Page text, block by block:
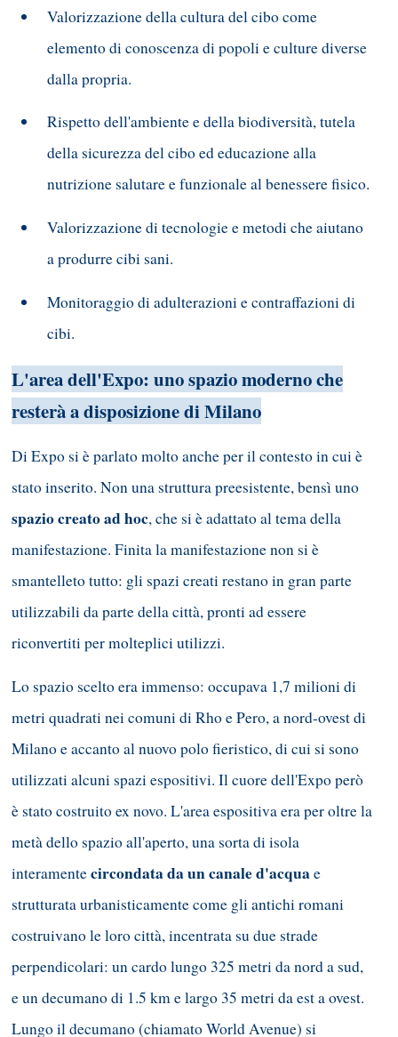
Valorizzazione della cultura del cibo come
elemento di conoscenza di popoli e culture diverse
dalla propria.
Rispetto dell'ambiente e della biodiversità, tutela
della sicurezza del cibo ed educazione alla
nutrizione salutare e funzionale al benessere fisico.
Valorizzazione di tecnologie e metodi che aiutano
a produrre cibi sani.
Monitoraggio di adulterazioni e contraffazioni di
cibi.
L'area dell'Expo: uno spazio moderno che
resterà a disposizione di Milano
Di Expo si è parlato molto anche per il contesto in cui è
stato inserito. Non una struttura preesistente, bensì uno
spazio creato ad hoc, che si è adattato al tema della
manifestazione. Finita la manifestazione non si è
smantelleto tutto: gli spazi creati restano in gran parte
utilizzabili da parte della città, pronti ad essere
riconvertiti per molteplici utilizzi.
Lo spazio scelto era immenso: occupava 1,7 milioni di
metri quadrati nei comuni di Rho e Pero, a nord-ovest di
Milano e accanto al nuovo polo fieristico, di cui si sono
utilizzati alcuni spazi espositivi. Il cuore dell'Expo però
è stato costruito ex novo. L'area espositiva era per oltre la
metà dello spazio all'aperto, una sorta di isola
interamentecircondata da un canale d'acquae
strutturata urbanisticamente come gli antichi romani
costruivano le loro città, incentrata su due strade
perpendicolari: un cardo lungo 325 metri da nord a sud,
e un decumano di 1.5 km e largo 35 metri da est a ovest.
Lungo il decumano (chiamato World Avenue) si